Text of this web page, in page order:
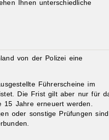
Ihnen unterschiedliche
von der Polizei eine
Führerscheine im
Die Frist gilt aber nur für
15 Jahre erneuert werden.
oder sonstige Prüfungen sind